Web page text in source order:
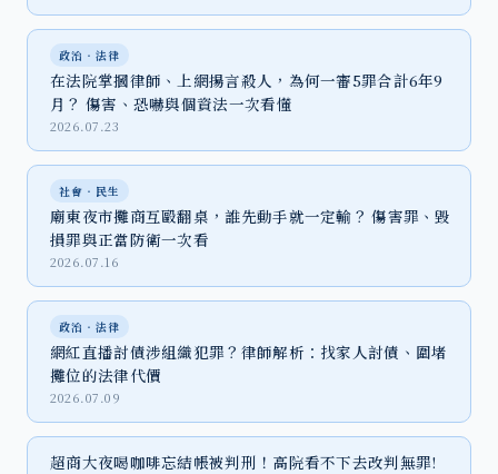
政治‧法律
在法院掌摑律師、上網揚言殺人，為何一審5罪合計6年9
月？ 傷害、恐嚇與個資法一次看懂
2026.07.23
社會‧民生
廟東夜市攤商互毆翻桌，誰先動手就一定輸？ 傷害罪、毀
損罪與正當防衛一次看
2026.07.16
政治‧法律
網紅直播討債涉組織犯罪？律師解析：找家人討債、圍堵
攤位的法律代價
2026.07.09
超商大夜喝咖啡忘結帳被判刑！高院看不下去改判無罪!